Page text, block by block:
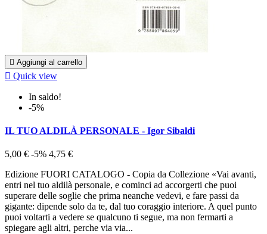
 Aggiungi al carrello
 Quick view
In saldo!
-5%
IL TUO ALDILÀ PERSONALE - Igor Sibaldi
5,00 € -5% 4,75 €
Edizione FUORI CATALOGO - Copia da Collezione «Vai avanti,
entri nel tuo aldilà personale, e cominci ad accorgerti che puoi
superare delle soglie che prima neanche vedevi, e fare passi da
gigante: dipende solo da te, dal tuo coraggio interiore. A quel punto
puoi voltarti a vedere se qualcuno ti segue, ma non fermarti a
spiegare agli altri, perche via via...